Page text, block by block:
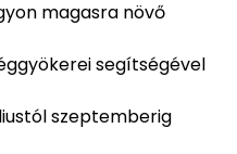
magasra növő
segítségével
szeptemberig